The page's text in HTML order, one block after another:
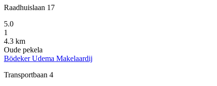
Raadhuislaan 17
5.0
1
4.3 km
Oude pekela
Bödeker Udema Makelaardij
Transportbaan 4